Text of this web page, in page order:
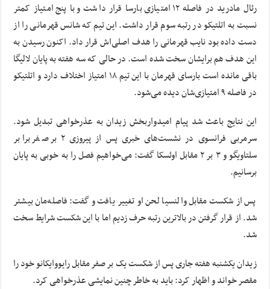
رئال مادرید در فاصله ۱۲ امتیازی بارسا قرار داشت و با پنج امتیاز کمتر
نسبت بهاتلتیکودر رتبه سوم قرار داشت. این تیم که شانس قهرمانی را از
دست داده بود نایب قهرمانی را هدف اصلی‌اش قرار داد. اکنون رسیدن به
این هدف هم برایشان سخت شده است. در حالی که سه هفته به پایان لالیگا
باقی مانده است بارسای قهرمان با این تیم ۱۸ امتیاز اختلاف دارد و
اتلتیکو
در فاصله ۹ امتیازی‌شان دیده می‌شود.
این نتایج باعث شد پیام امیدواربخشزیدان به عذرخواهی تبدیل شود.
سرمربی فرانسوی در نشست‌های خبری پس از پیروزی ۲ بر صفر برابر
سلتاویگوو ۳ بر ۲ مقابل اوئسکاگفت: می‌خواهیم فصل را به خوبی به پایان
برسانیم.
پس از شکست مقابل والنسیا لحن او تغییر یافت و گفت: فاصله‌مان بیشتر
شد. از قرار گرفتن در بالاترین رتبه حرف زدیم اما با این شکست شرایط سخت
شد.
زیدان یکشنبه هفته جاری پس از شکست یک بر صفر مقابلرایووایکانوخود را
مقصر خواند و اظهار کرد: باید به خاطر چنین نمایشی عذرخواهی کرد.